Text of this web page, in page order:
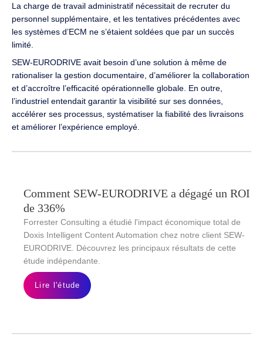
La charge de travail administratif nécessitait de recruter du
personnel supplémentaire, et les tentatives précédentes avec
les systèmes d’ECM ne s’étaient soldées que par un succès
limité.
SEW-EURODRIVE avait besoin d’une solution à même de
rationaliser la gestion documentaire, d’améliorer la collaboration
et d’accroître l’efficacité opérationnelle globale. En outre,
l’industriel entendait garantir la visibilité sur ses données,
accélérer ses processus, systématiser la fiabilité des livraisons
et améliorer l’expérience employé.
Comment SEW-EURODRIVE a dégagé un ROI
de 336%
Forrester Consulting a étudié l'impact économique total de
Doxis Intelligent Content Automation chez notre client SEW-
EURODRIVE. Découvrez les principaux résultats de cette
étude indépendante.
Lire l'étude